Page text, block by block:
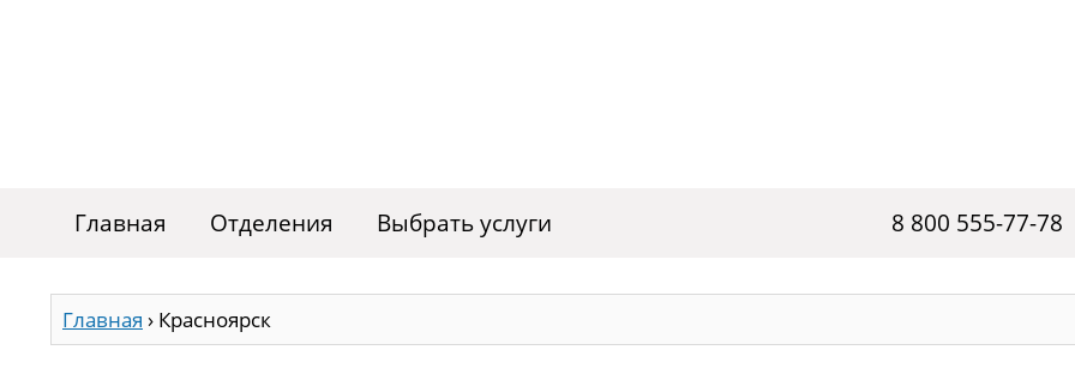
Главная Отделения Выбрать услуги 8 800 555-77-78
Главная › Красноярск